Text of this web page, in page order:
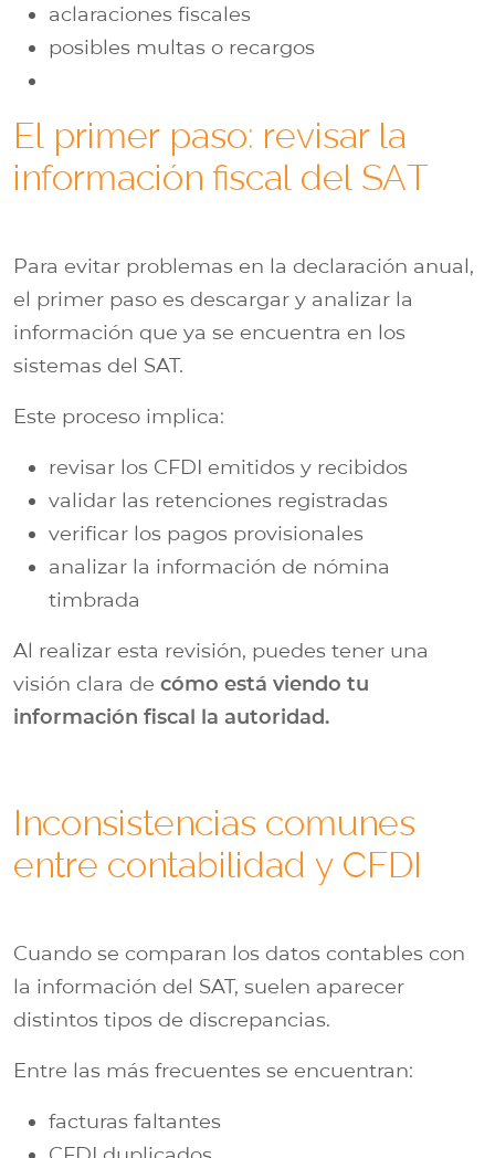
aclaraciones fiscales
posibles multas o recargos
El primer paso: revisar la
información fiscal del SAT
Para evitar problemas en la declaración anual,
el primer paso es descargar y analizar la
información que ya se encuentra en los
sistemas del SAT.
Este proceso implica:
revisar los CFDI emitidos y recibidos
validar las retenciones registradas
verificar los pagos provisionales
analizar la información de nómina
timbrada
Al realizar esta revisión, puedes tener una
visión clara de cómo está viendo tu
información fiscal la autoridad.
Inconsistencias comunes
entre contabilidad y CFDI
Cuando se comparan los datos contables con
la información del SAT, suelen aparecer
distintos tipos de discrepancias.
Entre las más frecuentes se encuentran:
facturas faltantes